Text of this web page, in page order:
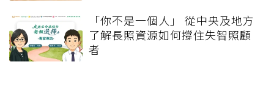
「你不是一個人」 從中央及地方
了解長照資源如何撐住失智照顧
者